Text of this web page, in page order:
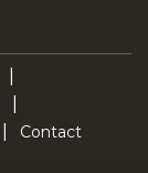
Contact